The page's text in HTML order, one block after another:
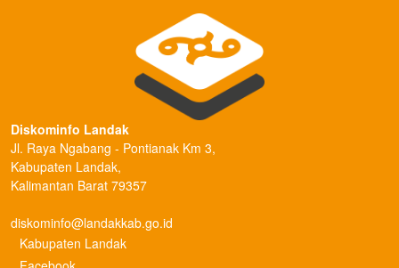
Diskominfo Landak
Jl. Raya Ngabang - Pontianak Km 3,
Kabupaten Landak,
Kalimantan Barat 79357
diskominfo@landakkab.go.id
Kabupaten Landak